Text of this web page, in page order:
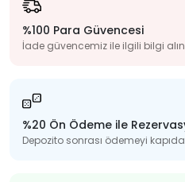
%100 Para Güvencesi
İade güvencemiz ile ilgili bilgi
%20 Ön Ödeme ile
Depozito sonrası ödemeyi kapıda